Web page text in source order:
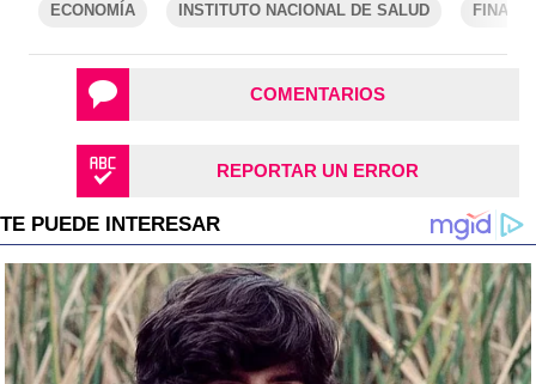
ECONOMÍA INSTITUTO NACIONAL DE SALUD
COMENTARIOS
REPORTAR UN ERROR